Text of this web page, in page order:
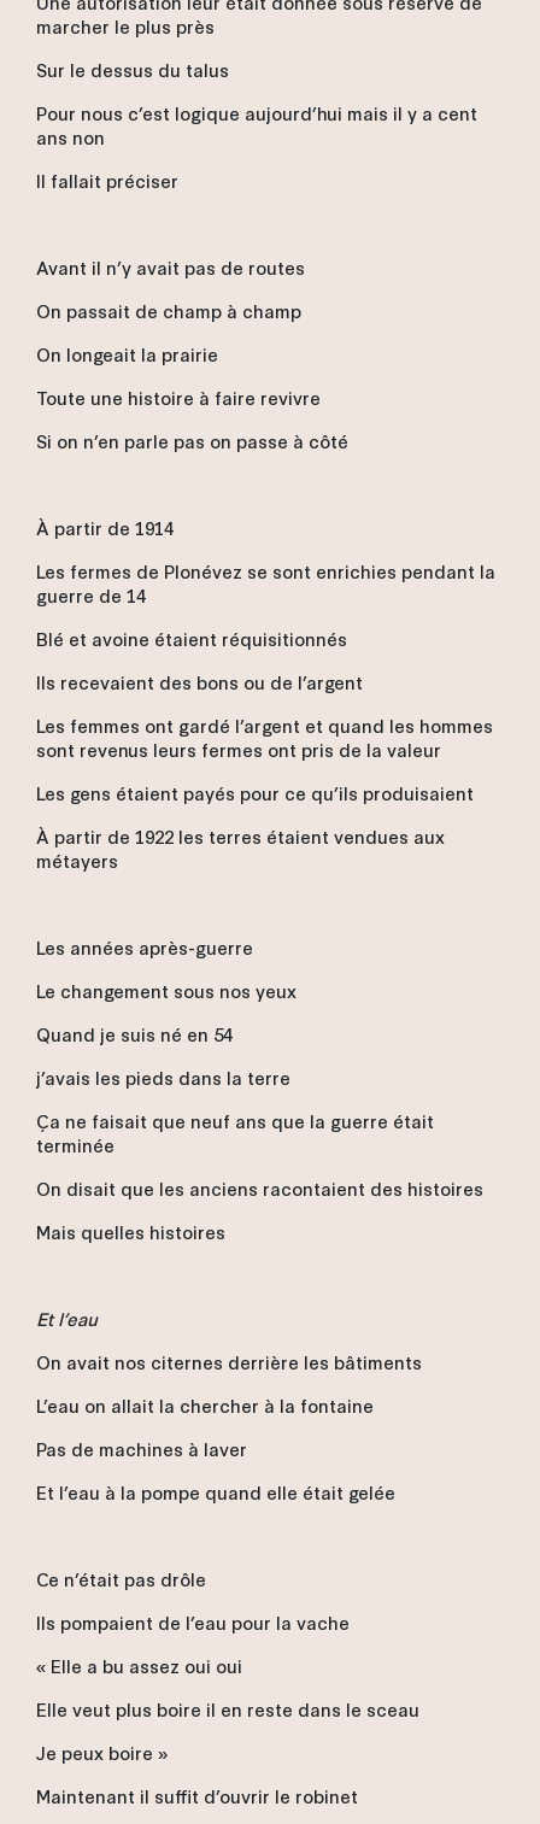
marcher le plus près
Sur le dessus du talus
Pour nous c’est logique aujourd’hui mais il y a cent
ans non
Il fallait préciser
Avant il n’y avait pas de routes
On passait de champ à champ
On longeait la prairie
Toute une histoire à faire revivre
Si on n’en parle pas on passe à côté
À partir de 1914
Les fermes de Plonévez se sont enrichies pendant la
guerre de 14
Blé et avoine étaient réquisitionnés
Ils recevaient des bons ou de l’argent
Les femmes ont gardé l’argent et quand les hommes
sont revenus leurs fermes ont pris de la valeur
Les gens étaient payés pour ce qu’ils produisaient
À partir de 1922 les terres étaient vendues aux
métayers
Les années après-guerre
Le changement sous nos yeux
Quand je suis né en 54
j’avais les pieds dans la terre
Ça ne faisait que neuf ans que la guerre était
terminée
On disait que les anciens racontaient des histoires
Mais quelles histoires
Et l’eau
On avait nos citernes derrière les bâtiments
L’eau on allait la chercher à la fontaine
Pas de machines à laver
Et l’eau à la pompe quand elle était gelée
Ce n’était pas drôle
Ils pompaient de l’eau pour la vache
« Elle a bu assez oui oui
Elle veut plus boire il en reste dans le sceau
Je peux boire »
Maintenant il suffit d’ouvrir le robinet